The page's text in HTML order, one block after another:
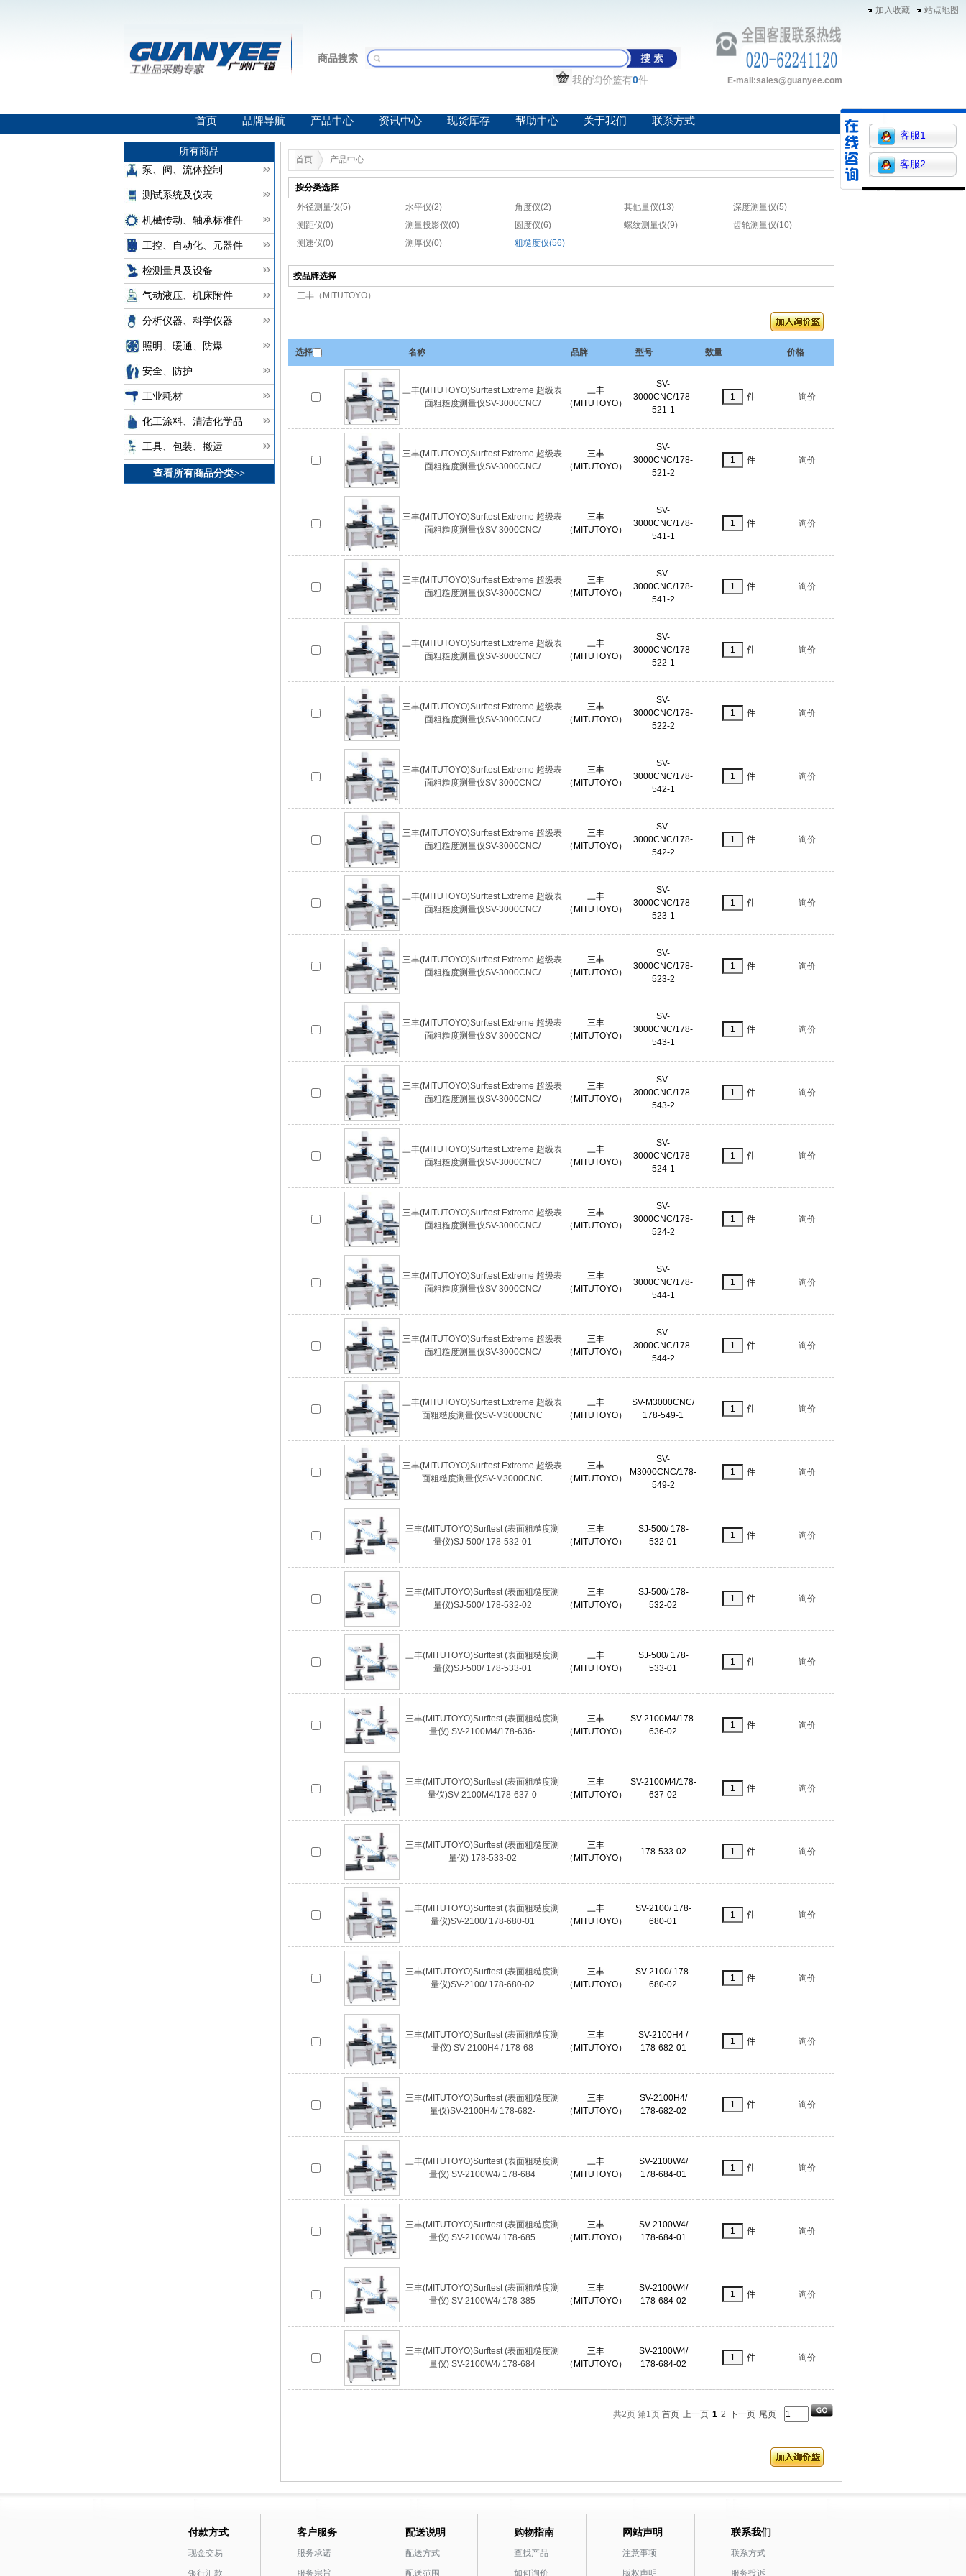
客服1
客服2
加入收藏 站点地图
商品搜索
我的询价篮有0件 E-mail:sales@guanyee.com
首页 品牌导航 产品中心 资讯中心 现货库存 帮助中心 关于我们 联系方式
所有商品
泵、阀、流体控制
测试系统及仪表
机械传动、轴承标准件
工控、自动化、元器件
检测量具及设备
气动液压、机床附件
分析仪器、科学仪器
照明、暖通、防爆
安全、防护
工业耗材
化工涂料、清洁化学品
工具、包装、搬运
查看所有商品分类>>
首页 产品中心
按分类选择
外径测量仪(5)
水平仪(2) 角度仪(2) 其他量仪(13)
深度测量仪(5)
测距仪(0)
测量投影仪(0) 圆度仪(6) 螺纹测量仪(9)
齿轮测量仪(10)
测速仪(0)
测厚仪(0) 粗糙度仪(56)
按品牌选择
三丰（MITUTOYO）
选择 名称 品牌 型号 数量 价格
三丰(MITUTOYO)Surftest Extreme 超级表
面粗糙度测量仪SV-3000CNC/
三丰
（MITUTOYO）
SV-
3000CNC/178-
521-1
件 询价
三丰(MITUTOYO)Surftest Extreme 超级表
面粗糙度测量仪SV-3000CNC/
三丰
（MITUTOYO）
SV-
3000CNC/178-
521-2
件 询价
三丰(MITUTOYO)Surftest Extreme 超级表
面粗糙度测量仪SV-3000CNC/
三丰
（MITUTOYO）
SV-
3000CNC/178-
541-1
件 询价
三丰(MITUTOYO)Surftest Extreme 超级表
面粗糙度测量仪SV-3000CNC/
三丰
（MITUTOYO）
SV-
3000CNC/178-
541-2
件 询价
三丰(MITUTOYO)Surftest Extreme 超级表
面粗糙度测量仪SV-3000CNC/
三丰
（MITUTOYO）
SV-
3000CNC/178-
522-1
件 询价
三丰(MITUTOYO)Surftest Extreme 超级表
面粗糙度测量仪SV-3000CNC/
三丰
（MITUTOYO）
SV-
3000CNC/178-
522-2
件 询价
三丰(MITUTOYO)Surftest Extreme 超级表
面粗糙度测量仪SV-3000CNC/
三丰
（MITUTOYO）
SV-
3000CNC/178-
542-1
件 询价
三丰(MITUTOYO)Surftest Extreme 超级表
面粗糙度测量仪SV-3000CNC/
三丰
（MITUTOYO）
SV-
3000CNC/178-
542-2
件 询价
三丰(MITUTOYO)Surftest Extreme 超级表
面粗糙度测量仪SV-3000CNC/
三丰
（MITUTOYO）
SV-
3000CNC/178-
523-1
件 询价
三丰(MITUTOYO)Surftest Extreme 超级表
面粗糙度测量仪SV-3000CNC/
三丰
（MITUTOYO）
SV-
3000CNC/178-
523-2
件 询价
三丰(MITUTOYO)Surftest Extreme 超级表
面粗糙度测量仪SV-3000CNC/
三丰
（MITUTOYO）
SV-
3000CNC/178-
543-1
件 询价
三丰(MITUTOYO)Surftest Extreme 超级表
面粗糙度测量仪SV-3000CNC/
三丰
（MITUTOYO）
SV-
3000CNC/178-
543-2
件 询价
三丰(MITUTOYO)Surftest Extreme 超级表
面粗糙度测量仪SV-3000CNC/
三丰
（MITUTOYO）
SV-
3000CNC/178-
524-1
件 询价
三丰(MITUTOYO)Surftest Extreme 超级表
面粗糙度测量仪SV-3000CNC/
三丰
（MITUTOYO）
SV-
3000CNC/178-
524-2
件 询价
三丰(MITUTOYO)Surftest Extreme 超级表
面粗糙度测量仪SV-3000CNC/
三丰
（MITUTOYO）
SV-
3000CNC/178-
544-1
件 询价
三丰(MITUTOYO)Surftest Extreme 超级表
面粗糙度测量仪SV-3000CNC/
三丰
（MITUTOYO）
SV-
3000CNC/178-
544-2
件 询价
三丰(MITUTOYO)Surftest Extreme 超级表
面粗糙度测量仪SV-M3000CNC
三丰
（MITUTOYO）
SV-M3000CNC/
178-549-1
件 询价
三丰(MITUTOYO)Surftest Extreme 超级表
面粗糙度测量仪SV-M3000CNC
三丰
（MITUTOYO）
SV-
M3000CNC/178-
549-2
件 询价
三丰(MITUTOYO)Surftest (表面粗糙度测
量仪)SJ-500/ 178-532-01
三丰
（MITUTOYO）
SJ-500/ 178-
532-01
件 询价
三丰(MITUTOYO)Surftest (表面粗糙度测
量仪)SJ-500/ 178-532-02
三丰
（MITUTOYO）
SJ-500/ 178-
532-02
件 询价
三丰(MITUTOYO)Surftest (表面粗糙度测
量仪)SJ-500/ 178-533-01
三丰
（MITUTOYO）
SJ-500/ 178-
533-01
件 询价
三丰(MITUTOYO)Surftest (表面粗糙度测
量仪) SV-2100M4/178-636-
三丰
（MITUTOYO）
SV-2100M4/178-
636-02
件 询价
三丰(MITUTOYO)Surftest (表面粗糙度测
量仪)SV-2100M4/178-637-0
三丰
（MITUTOYO）
SV-2100M4/178-
637-02
件 询价
三丰(MITUTOYO)Surftest (表面粗糙度测
量仪) 178-533-02
三丰
（MITUTOYO）
178-533-02 件 询价
三丰(MITUTOYO)Surftest (表面粗糙度测
量仪)SV-2100/ 178-680-01
三丰
（MITUTOYO）
SV-2100/ 178-
680-01
件 询价
三丰(MITUTOYO)Surftest (表面粗糙度测
量仪)SV-2100/ 178-680-02
三丰
（MITUTOYO）
SV-2100/ 178-
680-02
件 询价
三丰(MITUTOYO)Surftest (表面粗糙度测
量仪) SV-2100H4 / 178-68
三丰
（MITUTOYO）
SV-2100H4 /
178-682-01
件 询价
三丰(MITUTOYO)Surftest (表面粗糙度测
量仪)SV-2100H4/ 178-682-
三丰
（MITUTOYO）
SV-2100H4/
178-682-02
件 询价
三丰(MITUTOYO)Surftest (表面粗糙度测
量仪) SV-2100W4/ 178-684
三丰
（MITUTOYO）
SV-2100W4/
178-684-01
件 询价
三丰(MITUTOYO)Surftest (表面粗糙度测
量仪) SV-2100W4/ 178-685
三丰
（MITUTOYO）
SV-2100W4/
178-684-01
件 询价
三丰(MITUTOYO)Surftest (表面粗糙度测
量仪) SV-2100W4/ 178-385
三丰
（MITUTOYO）
SV-2100W4/
178-684-02
件 询价
三丰(MITUTOYO)Surftest (表面粗糙度测
量仪) SV-2100W4/ 178-684
三丰
（MITUTOYO）
SV-2100W4/
178-684-02
件 询价
共2页 第1页 首页 上一页 1 2 下一页 尾页
付款方式
现金交易
银行汇款
客户服务
服务承诺
服务宗旨
配送说明
配送方式
配送范围
购物指南
查找产品
如何询价
网站声明
注意事项
版权声明
联系我们
联系方式
服务投诉